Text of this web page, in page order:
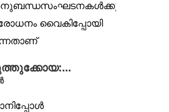
വൈകിപ്പോയി
അഭിപ്രായം.